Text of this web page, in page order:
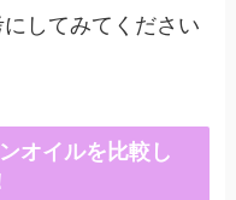
してみてください
オイルを比較し